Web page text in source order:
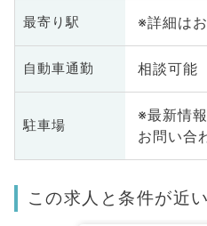
最寄り駅 ※詳細は
自動車通勤 相談可能
駐車場
※最新情
お問い合
この求人と条件が近